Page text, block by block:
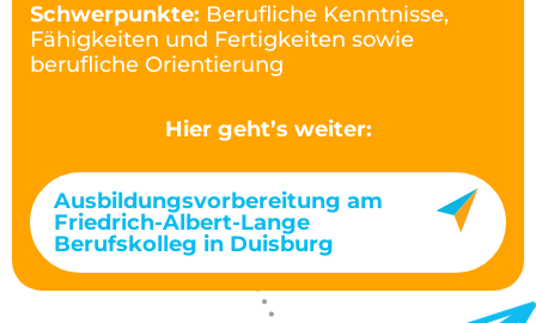
Schwerpunkte: Berufliche Kenntnisse,
Fähigkeiten und Fertigkeiten sowie
berufliche Orientierung
Hier geht’s weiter:
Ausbildungsvorbereitung am
Friedrich-Albert-Lange
Berufskolleg in Duisburg